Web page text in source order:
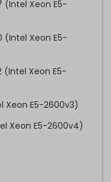
(Intel Xeon E5-
(Intel Xeon E5-
(Intel Xeon E5-
Xeon E5-2600v3)
Xeon E5-2600v4)